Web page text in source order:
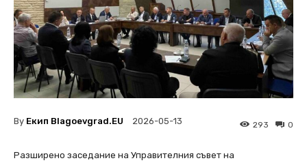
By Екип Blagoevgrad.EU 2026-05-13 0
293
Разширено заседание на Управителния съвет на